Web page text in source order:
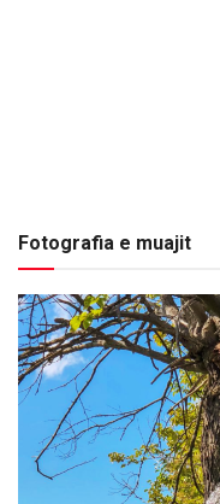
Fotografia e muajit